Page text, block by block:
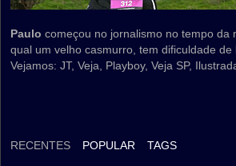
Paulo começou no jornalismo no tempo da
qual um velho casmurro, tem dificuldade
Vejamos: JT, Veja, Playboy, Veja SP,
RECENTES POPULAR TAGS